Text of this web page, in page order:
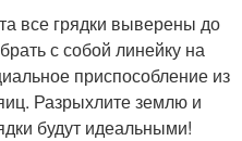
все грядки выверены до
с собой линейку на
приспособление из
Разрыхлите землю и
будут идеальными!